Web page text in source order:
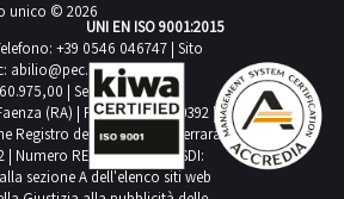
unico © 2026
+39 0546 046747 | Sito
abilio@pec.illimity.com
| Sede legale in Via
(RA) | P.IVA: 02704840392 |
Registro delle Imprese di Ferrara
Numero REA RA 224830 | SDI:
sezione A dell'elenco siti web
UNI EN ISO 9001:2015